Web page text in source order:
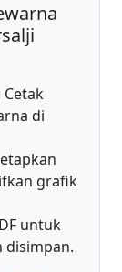
di
grafik
untuk
disimpan.